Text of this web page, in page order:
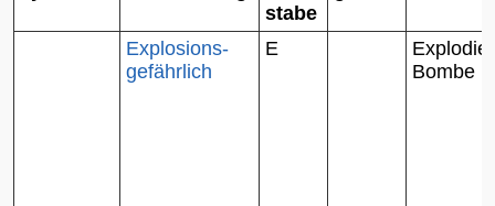
stabe
Explosions-
gefährlich
E
Bombe